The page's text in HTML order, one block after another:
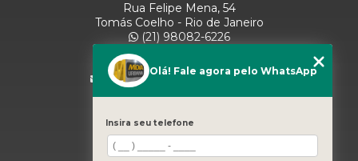
Rua Felipe Mena, 54
Tomás Coelho - Rio de Janeiro
(21) 98082-6226
(21) 97280-9600
(11) 93071-5918
comercialmidiaurbana@gmail.com
Olá! Fale agora pelo WhatsApp
Insira seu telefone